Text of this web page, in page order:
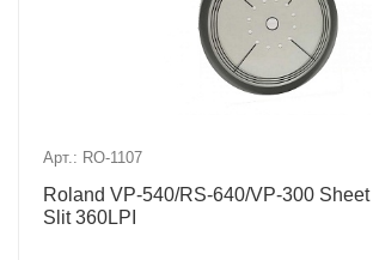
Арт.: RO-1107
Roland VP-540/RS-640/VP-300
Slit 360LPI